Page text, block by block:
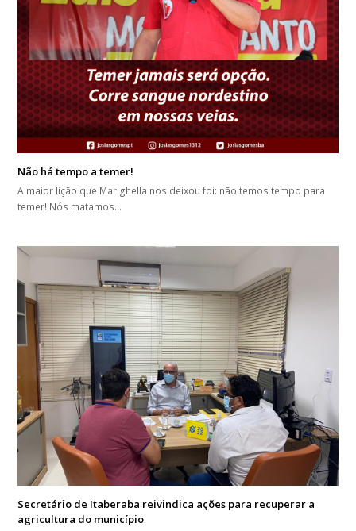
Não há tempo a temer!
A maior lição que Marighella nos deixou foi: não temos tempo para
temer! Nós matamos…
Secretário de Itaberaba reivindica ações para recuperar a
agricultura do município